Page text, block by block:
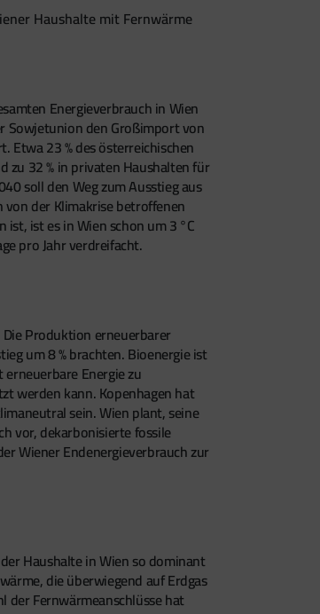
Haushalte mit Fernwärme
Energieverbrauch in Wien
Sowjetunion den Großimport von
23 % des österreichischen
zu 32 % in privaten Haushalten für
soll den Weg zum Ausstieg aus
der Klimakrise betroffenen
ist es in Wien schon um 3 °C
pro Jahr verdreifacht.
Produktion erneuerbarer
um 8 % brachten. Bioenergie ist
Energie zu
werden kann. Kopenhagen hat
sein. Wien plant, seine
vor, dekarbonisierte fossile
Wiener Endenergieverbrauch zur
Haushalte in Wien so dominant
die überwiegend auf Erdgas
der Fernwärmeanschlüsse hat